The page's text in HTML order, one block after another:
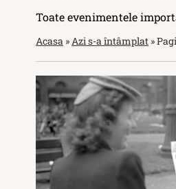
Toate evenimentele
Acasa »Azi s-a întâmplat »